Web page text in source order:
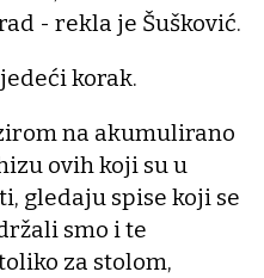
- rekla je Šušković.
korak.
na akumulirano
ovih koji su u
gledaju spise koji se
smo i te
za stolom,